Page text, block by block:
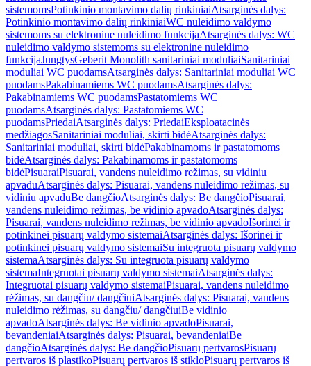
sistemomsPotinkinio montavimo dalių rinkiniaiAtsarginės dalys:
Potinkinio montavimo dalių rinkiniaiWC nuleidimo valdymo
sistemoms su elektronine nuleidimo funkcijaAtsarginės dalys: WC
nuleidimo valdymo sistemoms su elektronine nuleidimo
funkcijaJungtysGeberit Monolith sanitariniai moduliaiSanitariniai
moduliai WC puodamsAtsarginės dalys: Sanitariniai moduliai WC
puodamsPakabinamiems WC puodamsAtsarginės dalys:
Pakabinamiems WC puodamsPastatomiems WC
puodamsAtsarginės dalys: Pastatomiems WC
puodamsPriedaiAtsarginės dalys: PriedaiEksploatacinės
medžiagosSanitariniai moduliai, skirti bidėAtsarginės dalys:
Sanitariniai moduliai, skirti bidėPakabinamoms ir pastatomoms
bidėAtsarginės dalys: Pakabinamoms ir pastatomoms
bidėPisuaraiPisuarai, vandens nuleidimo režimas, su vidiniu
apvaduAtsarginės dalys: Pisuarai, vandens nuleidimo režimas, su
vidiniu apvaduBe dangčioAtsarginės dalys: Be dangčioPisuarai,
vandens nuleidimo režimas, be vidinio apvadoAtsarginės dalys:
Pisuarai, vandens nuleidimo režimas, be vidinio apvadoIšorinei ir
potinkinei pisuarų valdymo sistemaiAtsarginės dalys: Išorinei ir
potinkinei pisuarų valdymo sistemaiSu integruota pisuarų valdymo
sistemaAtsarginės dalys: Su integruota pisuarų valdymo
sistemaIntegruotai pisuarų valdymo sistemaiAtsarginės dalys:
Integruotai pisuarų valdymo sistemaiPisuarai, vandens nuleidimo
rėžimas, su dangčiu/ dangčiuiAtsarginės dalys: Pisuarai, vandens
nuleidimo rėžimas, su dangčiu/ dangčiuiBe vidinio
apvadoAtsarginės dalys: Be vidinio apvadoPisuarai,
bevandeniaiAtsarginės dalys: Pisuarai, bevandeniaiBe
dangčioAtsarginės dalys: Be dangčioPisuarų pertvarosPisuarų
pertvaros iš plastikoPisuarų pertvaros iš stikloPisuarų pertvaros iš